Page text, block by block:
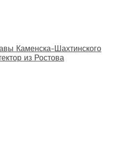
Каменска-Шахтинского
из Ростова